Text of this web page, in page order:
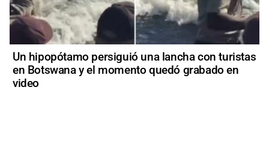
Un hipopótamo persiguió una lancha con turistas
en Botswana y el momento quedó grabado en
video